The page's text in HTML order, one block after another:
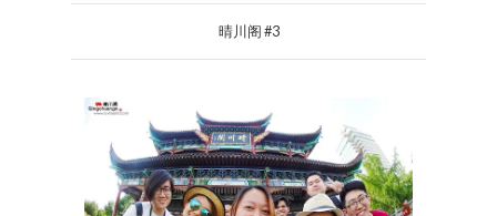
晴川阁 #3